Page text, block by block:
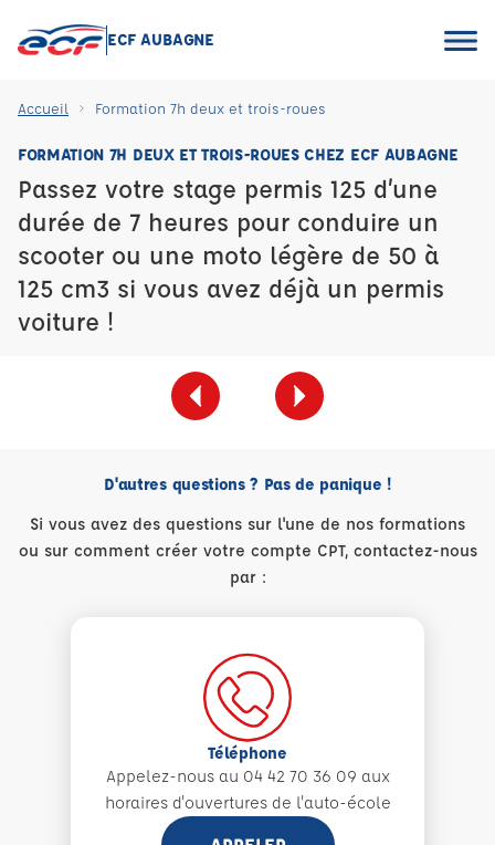
ECF AUBAGNE
Accueil Formation 7h deux et trois-roues
FORMATION 7H DEUX ET TROIS-ROUES CHEZ ECF AUBAGNE
Passez votre stage permis 125 d’une
durée de 7 heures pour conduire un
scooter ou une moto légère de 50 à
125 cm3 si vous avez déjà un permis
voiture !
D'autres questions ? Pas de panique !
Si vous avez des questions sur l'une de nos formations
ou sur comment créer votre compte CPT, contactez-nous
par :
Téléphone
Appelez-nous au 04 42 70 36 09 aux
horaires d'ouvertures de l'auto-école